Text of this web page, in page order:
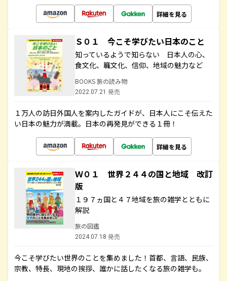
詳細を見る
Ｓ０１ 今こそ学びたい日本のこと
知っているようで知らない 日本人の心、
食文化、職文化、信仰、地域の魅力など
BOOKS 旅の読み物
2022.07.21 発売
１万人の訪日外国人を案内したガイドが、日本人にこそ伝えた
い日本の魅力が満載。日本の再発見ができる１冊！
詳細を見る
Ｗ０１ 世界２４４の国と地域 改訂
版
１９７ヵ国と４７地域を旅の雑学とともに
解説
旅の図鑑
2024.07.18 発売
今こそ学びたい世界のことを集めました！首都、言語、民族、
宗教、特長、現地の挨拶、誰かに話したくなる旅の雑学も。